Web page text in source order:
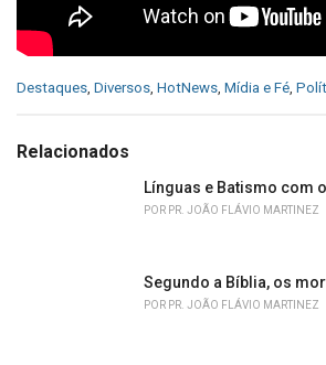
C
e
Destaques, Diversos, HotNews, Mídia e Fé,
Relacionados
Línguas e Batismo com
POR PR. JOÃO FLÁVIO MARTINEZ
Segundo a Bíblia, os
POR PR. JOÃO FLÁVIO MARTINEZ